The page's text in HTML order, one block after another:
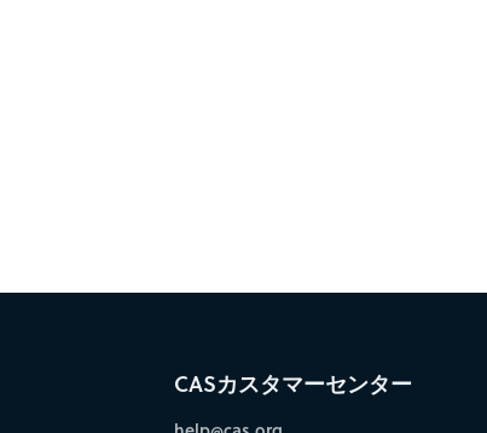
CASカスタマーセンター